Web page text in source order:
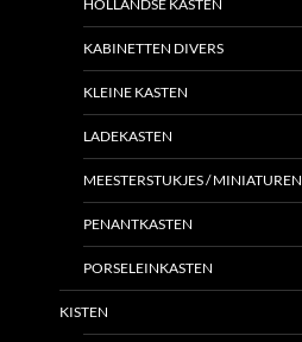
HOLLANDSE KASTEN
KABINETTEN DIVERS
KLEINE KASTEN
LADEKASTEN
MEESTERSTUKJES / MINIATUREN
PENANTKASTEN
PORSELEINKASTEN
KISTEN